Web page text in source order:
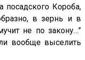
посадского Короба,
в зернь и в
не по закону…”
вообще выселить